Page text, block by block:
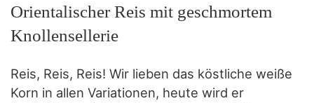
Orientalischer Reis mit geschmortem
Knollensellerie
Reis, Reis, Reis! Wir lieben das köstliche weiße
Korn in allen Variationen, heute wird er